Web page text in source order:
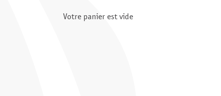
Votre panier est vide